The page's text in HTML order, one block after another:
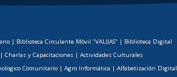
| Biblioteca Circulante Móvil "VALIJAS" | Biblioteca Digital
|Charlas y Capacitaciones |Actividades Culturales
Comunitario |Agro Informática |Alfabetización Digital